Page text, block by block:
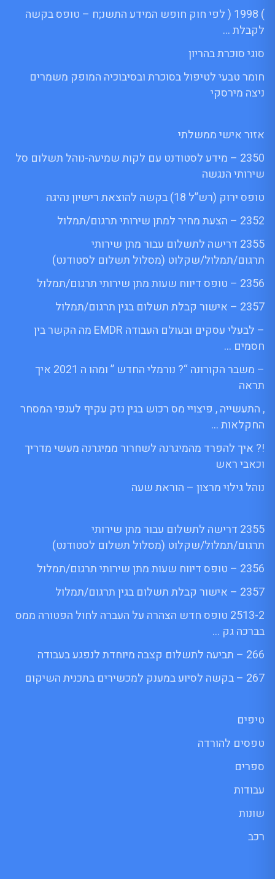
) 1998 ( לפי חוק חופש המידע התשנ;ח – טופס בקשה
לקבלת …
סוגי סוכרת בהריון
חומר טבעי לטיפול בסוכרת ובסיבוכיה המופק משמרים
ניצה מירסקי
אזור אישי ממשלתי
2350 – מידע לסטודנט עם לקות שמיעה-נוהל תשלום סל
שירותי הנגשה
טופס ירוק (רש”ל 18) בקשה להוצאת רישיון נהיגה
2352 – הצעת מחיר למתן שירותי תרגום/תמלול
2355 דרישה לתשלום עבור מתן שירותי
תרגום/תמלול/שקלוט (מסלול תשלום לסטודנט)
2356 – טופס דיווח שעות מתן שירותי תרגום/תמלול
2357 – אישור קבלת תשלום בגין תרגום/תמלול
– לבעלי עסקים ובעולם העבודה EMDR מה הקשר בין
חסמים …
– משבר הקורונה “? נורמלי החדש ” ומהו ה 2021 איך
תראה
, התעשייה , פיצויי מס רכוש בגין נזק עקיף לענפי המסחר
החקלאות …
!? איך להפרד מהמיגרנה לשחרור ממיגרנה מעשי מדריך
וכאבי ראש
נוהל גילוי מרצון – הוראת שעה
2355 דרישה לתשלום עבור מתן שירותי
תרגום/תמלול/שקלוט (מסלול תשלום לסטודנט)
2356 – טופס דיווח שעות מתן שירותי תרגום/תמלול
2357 – אישור קבלת תשלום בגין תרגום/תמלול
2513-2 טופס חדש הצהרה על העברה לחול הפטורה ממס
בברכה גק …
266 – תביעה לתשלום קצבה מיוחדת לנפגע בעבודה
267 – בקשה לסיוע במענק למכשירים בתכנית השיקום
טיפים
טפסים להורדה
ספרים
עבודות
שונות
רכב